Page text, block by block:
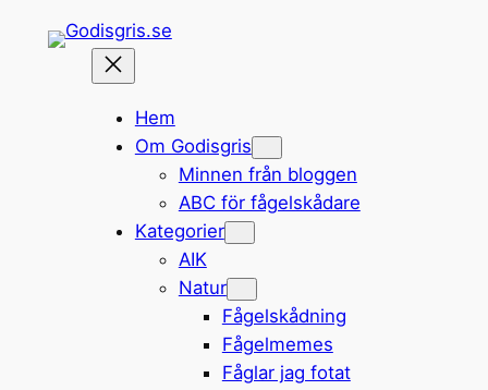
Hem
Om Godisgris
Minnen från bloggen
ABC för fågelskådare
Kategorier
AIK
Natur
Fågelskådning
Fågelmemes
Fåglar jag fotat